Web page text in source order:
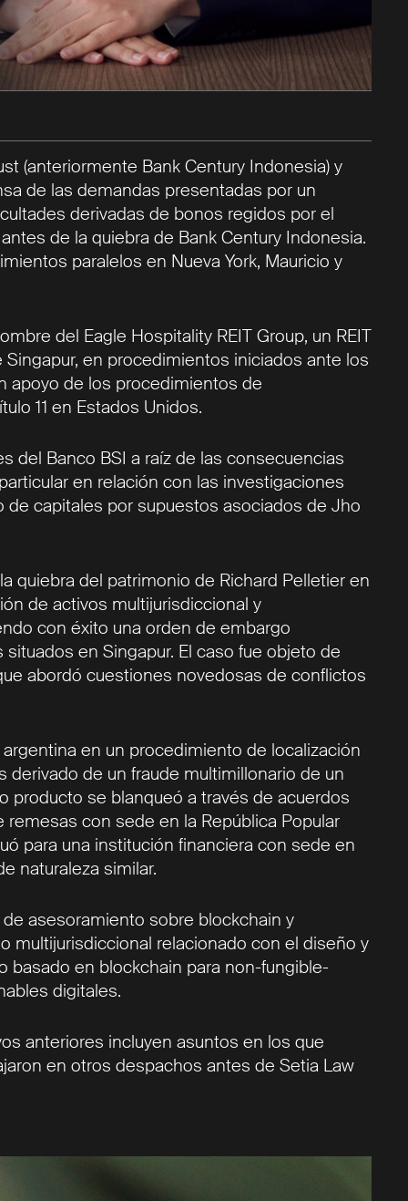
(anteriormente Bank Century Indonesia) y
de las demandas presentadas por un
derivadas de bonos regidos por el
de la quiebra de Bank Century Indonesia.
paralelos en Nueva York, Mauricio y
del Eagle Hospitality REIT Group, un REIT
Singapur, en procedimientos iniciados ante los
apoyo de los procedimientos de
11 en Estados Unidos.
del Banco BSI a raíz de las consecuencias
en relación con las investigaciones
de capitales por supuestos asociados de Jho
quiebra del patrimonio de Richard Pelletier en
de activos multijurisdiccional y
con éxito una orden de embargo
en Singapur. El caso fue objeto de
abordó cuestiones novedosas de conflictos
en un procedimiento de localización
derivado de un fraude multimillonario de un
producto se blanqueó a través de acuerdos
con sede en la República Popular
para una institución financiera con sede en
naturaleza similar.
asesoramiento sobre blockchain y
multijurisdiccional relacionado con el diseño y
basado en blockchain para non-fungible-
digitales.
anteriores incluyen asuntos en los que
en otros despachos antes de Setia Law